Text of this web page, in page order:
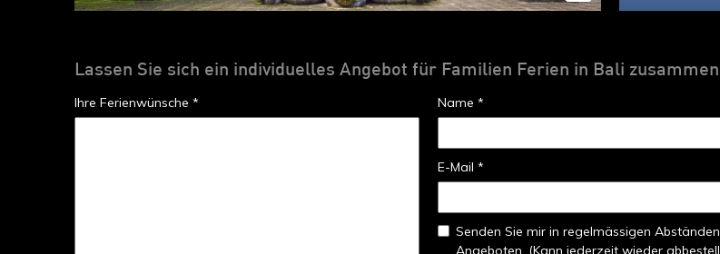
Lassen Sie sich ein individuelles Angebot für Familien Ferien in Bali
Ihre Ferienwünsche * Name *
E-Mail *
Senden Sie mir in regelmässigen
Angeboten. (Kann jederzeit wieder